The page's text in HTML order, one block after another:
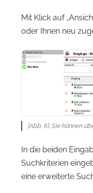
Mit Klick auf
oder Ihnen neu
[Abb. 6]: Sie können
In die beiden
Suchkriterien
eine erweiterte